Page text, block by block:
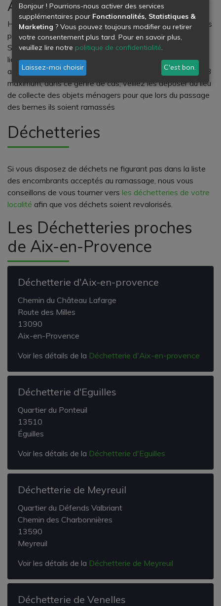
Au Tholonet
Habitants du Tholonet, la collecte chez vous a lieu tous les
premiers mercredis du mois.
Sachez tout de même que la collecte des encombrants a
lieu tous les jours de l’année sauf les jours fériés. Il peut
arriver que vos objets encombrants soient au nombre de 3
maximum, dans ce genre de cas, veillez les déposer au lieu
de collecte des objets ménagers pour que lors du passage
des bernes ils soient ramassés
Déchetteries
Si vous disposez de déchets ne figurant pas dans la liste
des encombrants acceptés au ramassage, nous vous
conseillons de vous tourner vers les déchetteries de votre
localité afin que vos déchets soient revalorisés.
Les Déchetteries proches
de Aix-en-Provence
Déchetterie d'Aix-en-provence
Chemin du Château Lafarge
Route des Milles
13090
Aix-en-Provence
Voir les détails de la Déchetterie d'Aix-en-provence
Déchetterie d'Eguilles
Quartier du Ponteuil
13510
Éguilles
Voir les détails de la Déchetterie d'Eguilles
Déchetterie de Meyreuil
Quartier du Défends Valbriant
Chemin des Charbonnières
13590
Meyreuil
Voir les détails de la Déchetterie de Meyreuil
Déchetterie de Venelles
Bonjour ! Pourrions-nous activer des services
supplémentaires pour Fonctionnalités, Statistiques &
Marketing ? Vous pouvez toujours modifier ou retirer
votre consentement plus tard. Pour en savoir plus,
veuillez lire notre politique de confidentialité.
Laissez-moi choisir C'est bon.